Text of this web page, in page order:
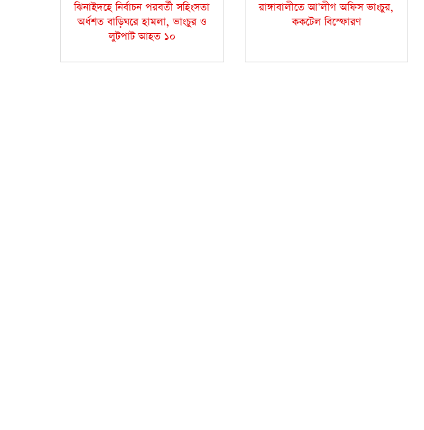
ঝিনাইদহে নির্বাচন পরবর্তী সহিংসতা
অর্ধশত বাড়িঘরে হামলা, ভাংচুর ও
লুটপাট আহত ১০
রাঙ্গাবালীতে আ’লীগ অফিস ভাংচুর,
ককটেল বিস্ফোরণ